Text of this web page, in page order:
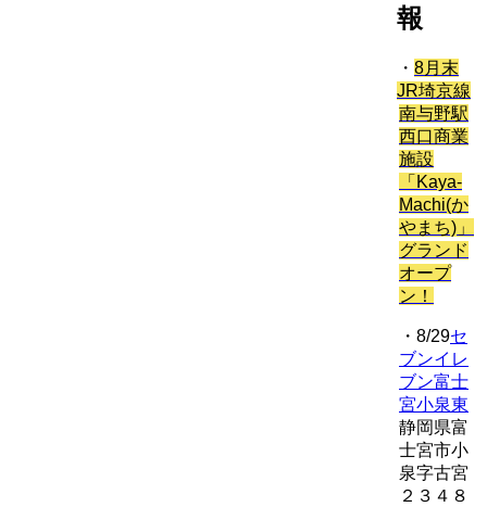
報
・ 8月末
JR埼京線
南与野駅
西口商業
施設
「Kaya-
Machi(か
やまち)」
グランド
オープ
ン！
・8/29セ
ブンイレ
ブン富士
宮小泉東
静岡県富
士宮市小
泉字古宮
２３４８